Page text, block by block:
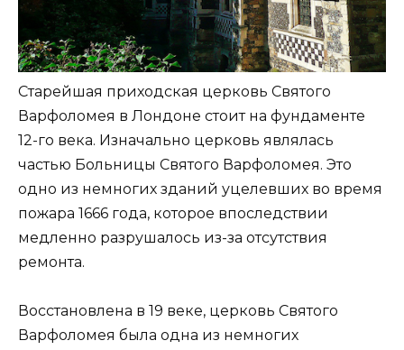
Старейшая приходская церковь Святого
Варфоломея в Лондоне стоит на фундаменте
12-го века. Изначально церковь являлась
частью Больницы Святого Варфоломея. Это
одно из немногих зданий уцелевших во время
пожара 1666 года, которое впоследствии
медленно разрушалось из-за отсутствия
ремонта.
Восстановлена в 19 веке, церковь Святого
Варфоломея была одна из немногих